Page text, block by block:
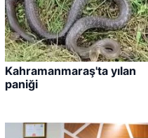
Kahramanmaraş'ta yılan
paniği